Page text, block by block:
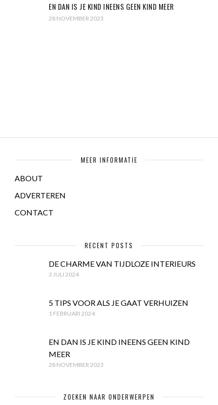
EN DAN IS JE KIND INEENS GEEN KIND MEER
28 NOVEMBER 2023
MEER INFORMATIE
ABOUT
ADVERTEREN
CONTACT
RECENT POSTS
DE CHARME VAN TIJDLOZE INTERIEURS
3 JULI 2024
5 TIPS VOOR ALS JE GAAT VERHUIZEN
1 FEBRUARI 2024
EN DAN IS JE KIND INEENS GEEN KIND
MEER
28 NOVEMBER 2023
ZOEKEN NAAR ONDERWERPEN